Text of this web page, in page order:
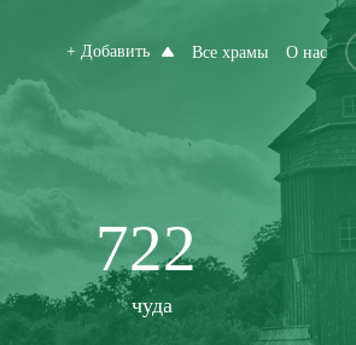
+ Добавить Все храмы О нас
722
чуда